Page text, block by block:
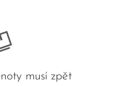
musí zpět